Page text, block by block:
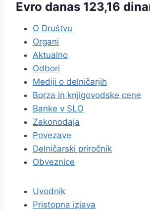
Evro danas 123,16
O Društvu
Organi
Aktualno
Odbori
Mediji o delničarjih
Borza in knjigovodske cene
Banke v SLO
Zakonodaja
Povezave
Delničarski priročnik
Obveznice
Uvodnik
Pristopna izjava